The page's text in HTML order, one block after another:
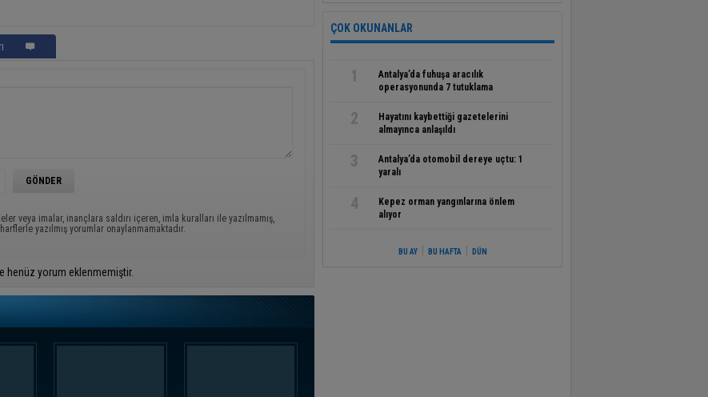
veya imalar, inançlara saldırı içeren, imla kuralları ile yazılmamış,
yazılmış yorumlar onaylanmamaktadır.
henüz yorum eklenmemiştir.
ÇOK OKUNANLAR
1
Antalya’da fuhuşa aracılık
operasyonunda 7 tutuklama
2
Hayatını kaybettiği gazetelerini
almayınca anlaşıldı
3
Antalya’da otomobil dereye uçtu: 1
yaralı
4
Kepez orman yangınlarına önlem
alıyor
BU AY BU HAFTA DÜN